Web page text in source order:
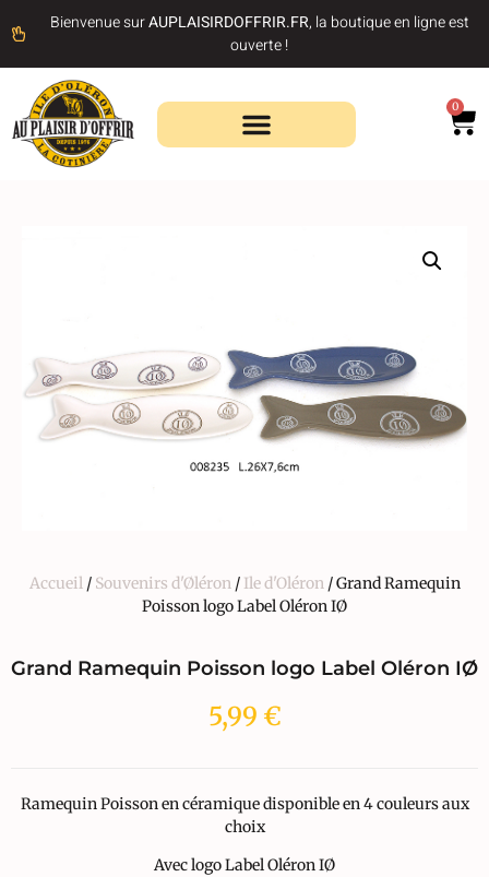
Bienvenue surAUPLAISIRDOFFRIR.FR, la boutique en ligne est
ouverte !
0
Accueil/ Souvenirs d'Øléron/ Ile d'Oléron/ Grand Ramequin
Poisson logo Label Oléron IØ
Grand Ramequin Poisson logo Label Oléron IØ
5,99 €
Ramequin Poisson en céramique disponible en 4 couleurs aux
choix
Avec logo Label Oléron IØ